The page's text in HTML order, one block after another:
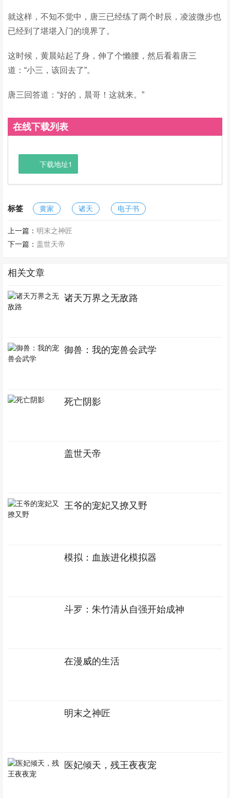
就这样，不知不觉中，唐三已经练了两个时辰，凌波微步也
已经到了堪堪入门的境界了。
这时候，黄晨站起了身，伸了个懒腰，然后看着唐三
道：“小三，该回去了”。
唐三回答道：“好的，晨哥！这就来。”
在线下载列表
下载地址1
标签 黄家 诸天 电子书
上一篇： 明末之神匠
下一篇：盖世天帝
相关文章
诸天万界之无敌路
御兽：我的宠兽会武学
死亡阴影
盖世天帝
王爷的宠妃又撩又野
模拟：血族进化模拟器
斗罗：朱竹清从自强开始成神
在漫威的生活
明末之神匠
医妃倾天，残王夜夜宠